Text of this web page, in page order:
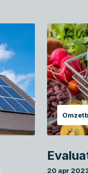
20 apr